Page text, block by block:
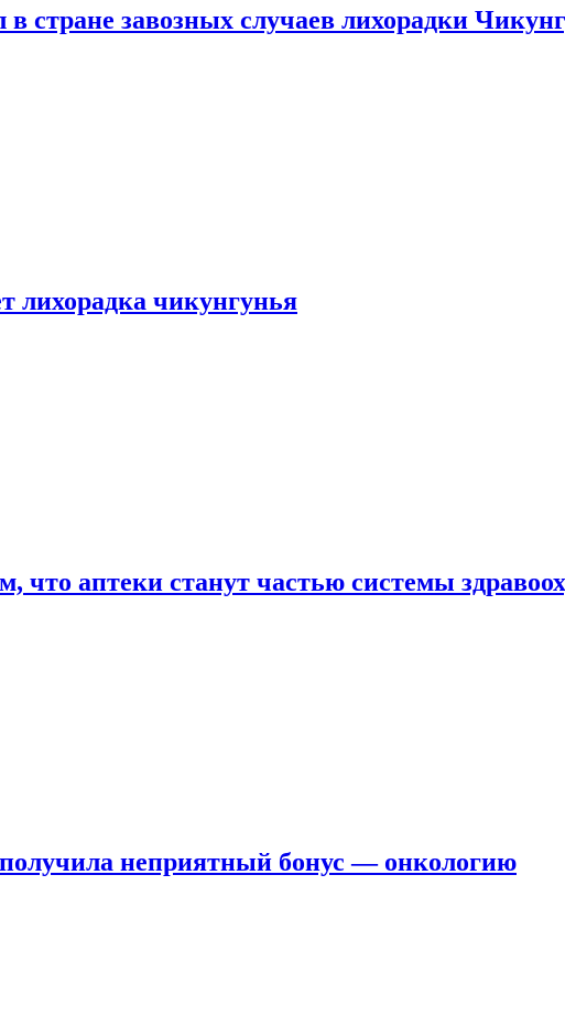
в стране завозных случаев лихорадки
лихорадка чикунгунья
что аптеки станут частью системы
неприятный бонус — онкологию